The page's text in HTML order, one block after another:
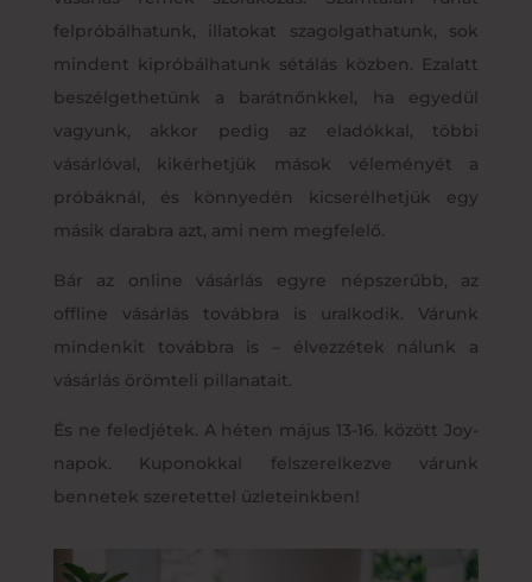
felpróbálhatunk, illatokat szagolgathatunk, sok
mindent kipróbálhatunk sétálás közben. Ezalatt
beszélgethetünk a barátnőnkkel, ha egyedül
vagyunk, akkor pedig az eladókkal, többi
vásárlóval, kikérhetjük mások véleményét a
próbáknál, és könnyedén kicserélhetjük egy
másik darabra azt, ami nem megfelelő.
Bár az online vásárlás egyre népszerűbb, az
offline vásárlás továbbra is uralkodik. Várunk
mindenkit továbbra is – élvezzétek nálunk a
vásárlás örömteli pillanatait.
És ne feledjétek. A héten május 13-16. között Joy-
napok. Kuponokkal felszerelkezve várunk
bennetek szeretettel üzleteinkben!